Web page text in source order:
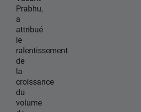
Prabhu,
a
attribué
le
ralentissement
de
la
croissance
du
volume